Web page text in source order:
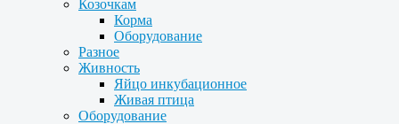
Козочкам
Корма
Оборудование
Разное
Живность
Яйцо инкубационное
Живая птица
Оборудование